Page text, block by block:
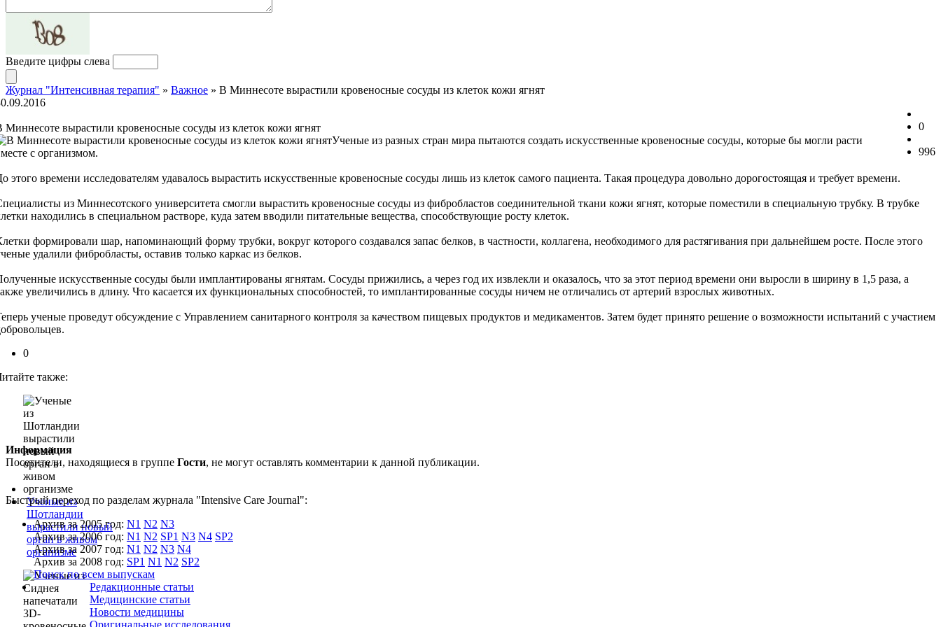
Введите цифры слева
Журнал "Интенсивная терапия" » Важное » В Миннесоте вырастили кровеносные сосуды из клеток кожи ягнят
0
996
Миннесоте вырастили кровеносные сосуды из клеток кожи ягнят
Ученые из разных стран мира пытаются создать искусственные кровеносные сосуды, которые бы могли расти
с организмом.
этого времени исследователям удавалось вырастить искусственные кровеносные сосуды лишь из клеток самого пациента. Такая процедура довольно дорогостоящая и требует времени.
из Миннесотского университета смогли вырастить кровеносные сосуды из фибробластов соединительной ткани кожи ягнят, которые поместили в специальную трубку. В трубке
находились в специальном растворе, куда затем вводили питательные вещества, способствующие росту клеток.
формировали шар, напоминающий форму трубки, вокруг которого создавался запас белков, в частности, коллагена, необходимого для растягивания при дальнейшем росте. После этого
удалили фибробласты, оставив только каркас из белков.
искусственные сосуды были имплантированы ягнятам. Сосуды прижились, а через год их извлекли и оказалось, что за этот период времени они выросли в ширину в 1,5 раза, а
увеличились в длину. Что касается их функциональных способностей, то имплантированные сосуды ничем не отличались от артерий взрослых животных.
ученые проведут обсуждение с Управлением санитарного контроля за качеством пищевых продуктов и медикаментов. Затем будет принято решение о возможности испытаний с участием
0
также:
Ученые из
Шотландии
вырастили новый
орган в живом
организме
Информация
Посетители, находящиеся в группе Гости, не могут оставлять комментарии к данной публикации.
Быстрый переход по разделам журнала "Intensive Care Journal":
Архив за 2005 год: N1 N2 N3
Архив за 2006 год: N1 N2 SP1 N3 N4 SP2
Архив за 2007 год: N1 N2 N3 N4
Архив за 2008 год: SP1 N1 N2 SP2
Поиск по всем выпускам
Редакционные статьи
Медицинские статьи
Новости медицины
Оригинальные исследования